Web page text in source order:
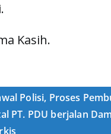
Kasih.
Polisi, Proses
PT. PDU berjalan